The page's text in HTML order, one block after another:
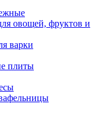
овощей, фруктов и
варки
плиты